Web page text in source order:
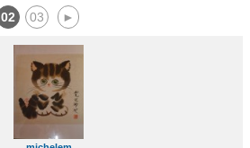
02 03 ►